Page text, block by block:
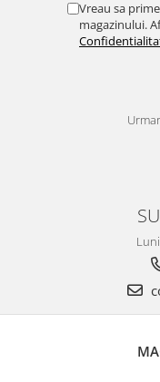
Vreau sa
magazinului.